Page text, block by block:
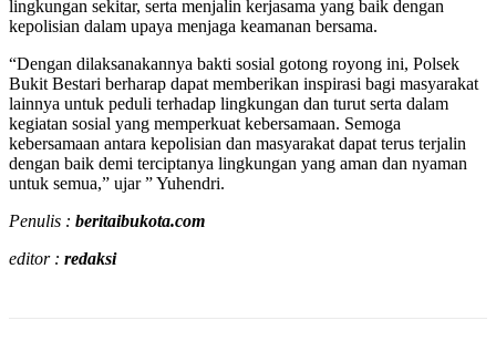
lingkungan sekitar, serta menjalin kerjasama yang baik dengan
kepolisian dalam upaya menjaga keamanan bersama.
“Dengan dilaksanakannya bakti sosial gotong royong ini, Polsek
Bukit Bestari berharap dapat memberikan inspirasi bagi masyarakat
lainnya untuk peduli terhadap lingkungan dan turut serta dalam
kegiatan sosial yang memperkuat kebersamaan. Semoga
kebersamaan antara kepolisian dan masyarakat dapat terus terjalin
dengan baik demi terciptanya lingkungan yang aman dan nyaman
untuk semua,” ujar ” Yuhendri.
Penulis : beritaibukota.com
editor : redaksi